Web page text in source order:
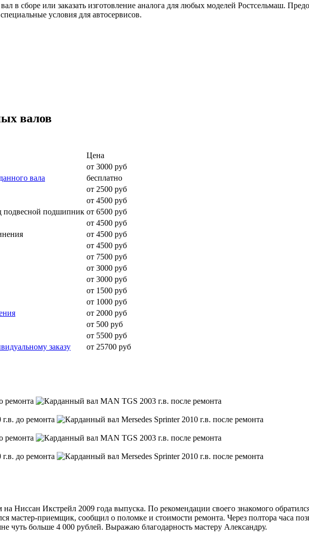
в сборе или заказать изготовление аналога для любых моделей Ростсельмаш.
условия для автосервисов.
валов
Цена
от 3000 руб
вала
бесплатно
от 2500 руб
от 4500 руб
подвесной подшипник от 6500 руб
от 4500 руб
от 4500 руб
от 4500 руб
от 7500 руб
от 3000 руб
от 3000 руб
от 1500 руб
от 1000 руб
от 2000 руб
от 500 руб
от 5500 руб
заказу
от 25700 руб
Ниссан Икстрейл 2009 года выпуска. По рекомендации своего знакомого
мастер-приемщик, сообщил о поломке и стоимости ремонта. Через полтора часа
чуть больше 4 000 рублей. Выражаю благодарность мастеру Александру.